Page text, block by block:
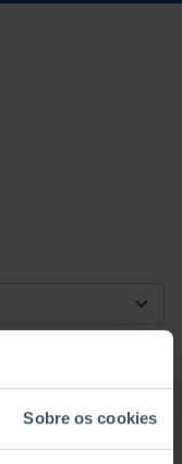
Sobre os cookies